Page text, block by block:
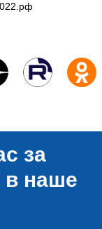
за
в наше